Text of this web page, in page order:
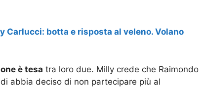
Carlucci: botta e risposta al veleno. Volano
è tesa tra loro due. Milly crede che Raimondo
abbia deciso di non partecipare più al